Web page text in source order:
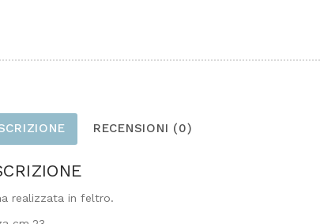
RECENSIONI (0)
realizzata in feltro.